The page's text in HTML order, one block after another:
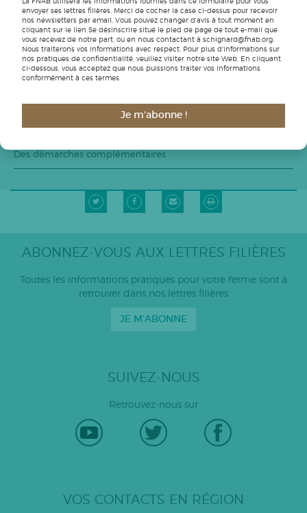
Les chiffres de la bio
Tout savoir sur la réglementation bio
Des pratiques innovantes
Les acteurs institutionnels de la bio
Des démarches complémentaires
ABONNEZ-VOUS AUX LETTRES FILIÈRES
Toutes les informations pratiques pour votre ferme sont à
retrouver dans nos lettres filières
JE M'ABONNE
SUIVEZ-NOUS
Retrouvez-nous sur
VOS CONTACTS EN RÉGION
envoyer ses lettres filières. Merci de cocher la case ci-dessus pour recevoir
nos newsletters par email. Vous pouvez changer d'avis à tout moment en
cliquant sur le lien Se désinscrire situé le pied de page de tout e-mail que
vous recevez de notre part, ou en nous contactant à schignard@fnab.org.
Nous traiterons vos informations avec respect. Pour plus d'informations sur
nos pratiques de confidentialité, veuillez visiter notre site Web. En cliquant
ci-dessous, vous acceptez que nous puissions traiter vos informations
conformément à ces termes.
Je m'abonne !